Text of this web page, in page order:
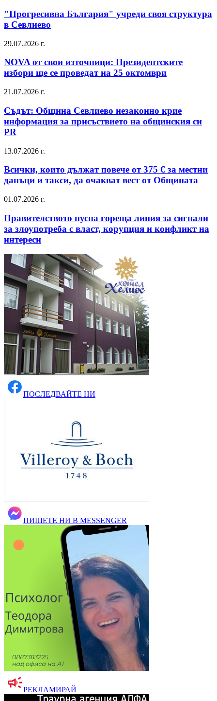
"Прогресивна България" учреди своя структура
в Севлиево
29.07.2026 г.
NOVA от свои източници: Президентските
избори ще се проведат на 25 октомври
21.07.2026 г.
Съдът: Община Севлиево незаконно крие
информация за присъствието на общинския си
PR
13.07.2026 г.
Всички, които дължат повече от 375 € за местни
данъци и такси, да очакват вест от Общината
01.07.2026 г.
Правителството пусна гореща линия за сигнали
за злоупотреба с власт, корупция и конфликт на
интереси
ПОСЛЕДВАЙТЕ НИ
ПИШЕТЕ НИ В MESSENGER
РЕКЛАМИРАЙ